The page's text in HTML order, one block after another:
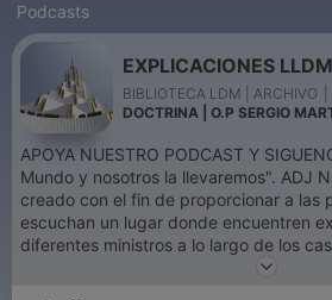
Podcasts
EXPLICACIONES LLDM |
BIBLIOTECA LDM | ARCHIVO
DOCTRINA | O.P SERGIO
APOYA NUESTRO PODCAST Y
Mundo y nosotros la llevaremos". ADJ
creado con el fin de proporcionar a las
escuchan un lugar donde encuentren
diferentes ministros a lo largo de los
restauración De la Iglesia de Jesucristo.